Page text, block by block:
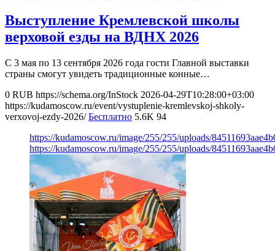
Выступление Кремлевской школы
верховой езды на ВДНХ 2026
С 3 мая по 13 сентября 2026 года гости Главной выставки
страны смогут увидеть традиционные конные…
0 RUB https://schema.org/InStock 2026-04-29T10:28:00+03:00
https://kudamoscow.ru/event/vystuplenie-kremlevskoj-shkoly-
verxovoj-ezdy-2026/ Бесплатно 5.6K 94
https://kudamoscow.ru/image/255/255/uploads/
https://kudamoscow.ru/image/255/255/uploads/